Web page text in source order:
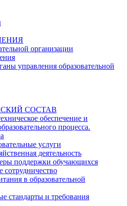
организации
управления образовательной
СОСТАВ
обеспечение и
процесса.
услуги
деятельность
поддержки обучающихся
в образовательной
стандарты и требования